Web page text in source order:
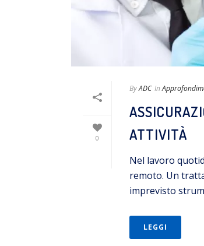
0
ByADC In
ATTIVITÀ
Nel lavoro
remoto. Un
imprevisto
LEGGI